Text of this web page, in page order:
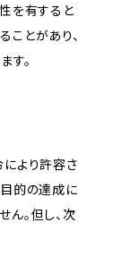
を有すると
とがあり、
す。
より許容さ
的の達成に
。但し、次